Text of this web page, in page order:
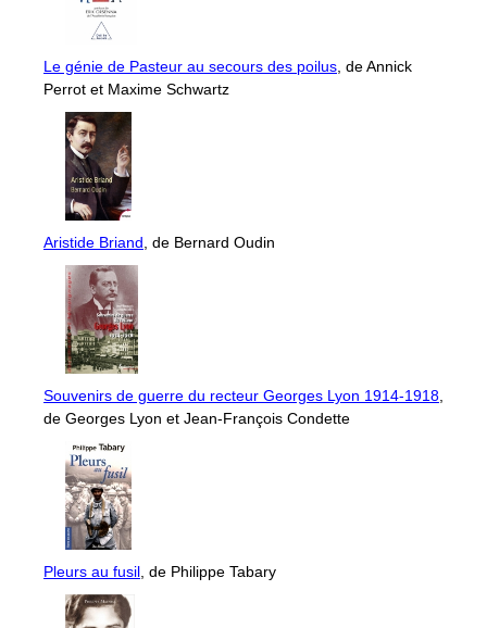
Le génie de Pasteur au secours des poilus , de Annick
Perrot et Maxime Schwartz
Aristide Briand , de Bernard Oudin
Souvenirs de guerre du recteur Georges Lyon 1914-1918
de Georges Lyon et Jean-François Condette
Pleurs au fusil , de Philippe Tabary